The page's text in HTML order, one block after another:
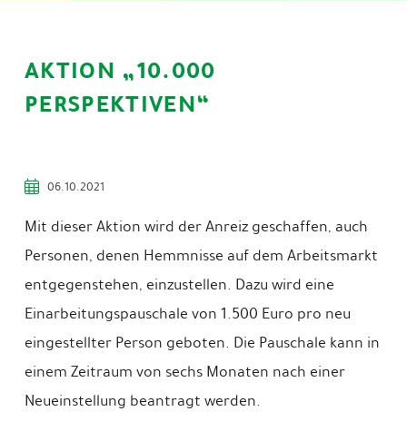
AKTION „10.000
PERSPEKTIVEN“
06.10.2021
Mit dieser Aktion wird der Anreiz geschaffen, auch
Personen, denen Hemmnisse auf dem Arbeitsmarkt
entgegenstehen, einzustellen. Dazu wird eine
Einarbeitungspauschale von 1.500 Euro pro neu
eingestellter Person geboten. Die Pauschale kann in
einem Zeitraum von sechs Monaten nach einer
Neueinstellung beantragt werden.